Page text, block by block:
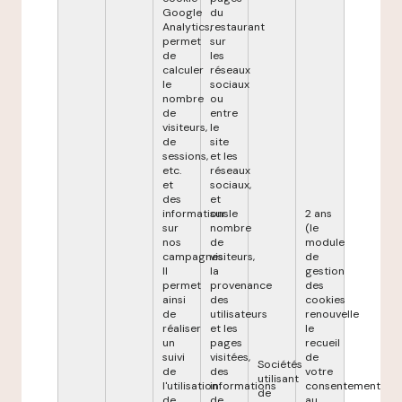
Google
Analytics,
permet
de
calculer
le
nombre
de
visiteurs,
de
sessions,
etc.
et
des
informations
sur
nos
campagnes.
Il
permet
ainsi
de
réaliser
un
suivi
de
l'utilisation
du
restaurant
sur
les
réseaux
sociaux
ou
entre
le
site
et les
réseaux
sociaux,
et
sur le
nombre
de
visiteurs,
la
provenance
des
utilisateurs
et les
pages
visitées,
des
informations
Sociétés
utilisant
de
2 ans
(le
module
de
gestion
des
cookies
renouvelle
le
recueil
de
votre
consentement